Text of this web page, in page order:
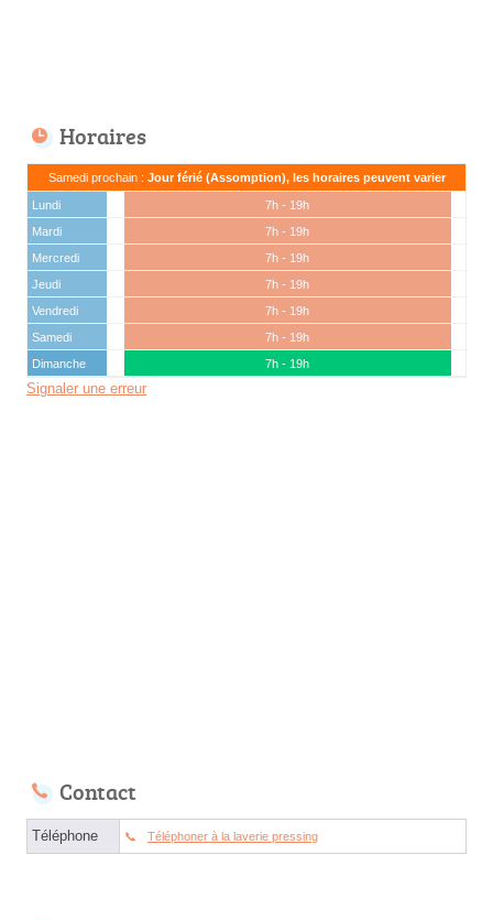
Horaires
Samedi prochain : Jour férié (Assomption), les horaires peuvent varier
Lundi
7h - 19h
Mardi
7h - 19h
Mercredi
7h - 19h
Jeudi
7h - 19h
Vendredi
7h - 19h
Samedi
7h - 19h
Dimanche
7h - 19h
Signaler une erreur
Contact
Téléphone Téléphoner à la laverie pressing